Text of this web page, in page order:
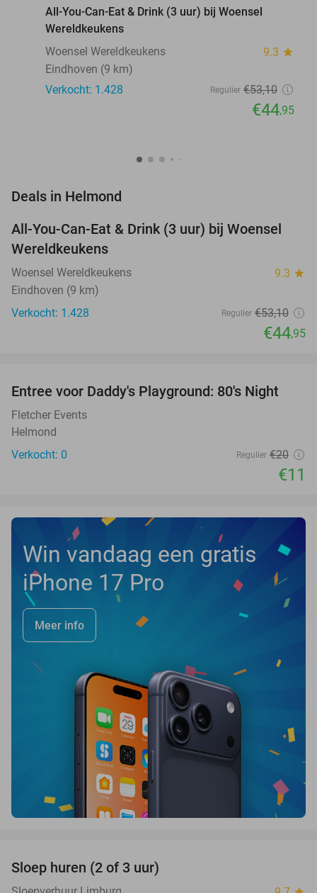
All-You-Can-Eat & Drink (3 uur) bij Woensel
Wereldkeukens
Woensel Wereldkeukens
9.3 star
Eindhoven (9 km)
Verkocht: 1.428
Regulier €53,10
€44,95
Deals in Helmond
15%
All-You-Can-Eat & Drink (3 uur) bij Woensel
Wereldkeukens
Woensel Wereldkeukens 9.3 star
Eindhoven (9 km)
Verkocht: 1.428
Regulier €53,10
€44,95
45%
TODAY
Entree voor Daddy's Playground: 80's Night
Fletcher Events
Helmond
Verkocht: 0
Regulier €20
€11
Win vandaag een gratis
iPhone 17 Pro
Meer info
Sloep huren (2 of 3 uur)